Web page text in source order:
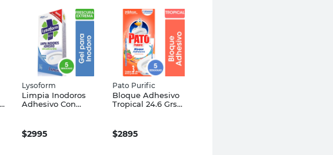
Lysoform
Limpia Inodoros
Adhesivo Con
$2995
Pato Purific
Bloque Adhesivo
Tropical 24.6 Grs
$2895